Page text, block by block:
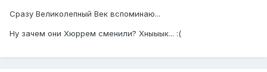
Сразу Великолепный Век вспоминаю...
Ну зачем они Хюррем сменили? Хныыык... :(